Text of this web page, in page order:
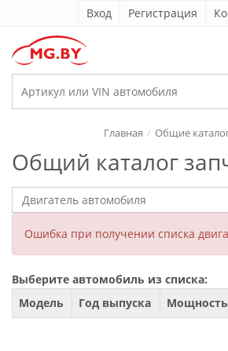
Вход Регистрация
Общий каталог
Главная Общие
Ошибка при получении списка
Выберите автомобиль из списка:
Модель
Год выпуска Мощность